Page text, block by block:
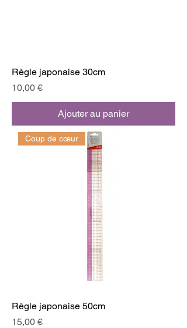
Règle japonaise 30cm
Prix
10,00 €
Ajouter au panier
Coup de cœur
Règle japonaise 50cm
Prix
15,00 €